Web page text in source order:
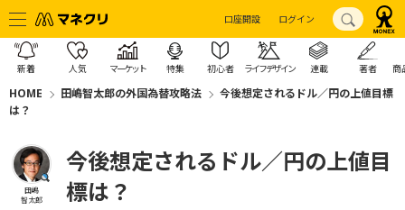
口座開設 ログイン
新着 人気 マーケット 特集 初心者 ライフデザイン 連載 著者 商
HOME 田嶋智太郎の外国為替攻略法
今後想定されるドル／円の上値目標
は？
田嶋
智太郎
今後想定されるドル／円の上値目
標は？